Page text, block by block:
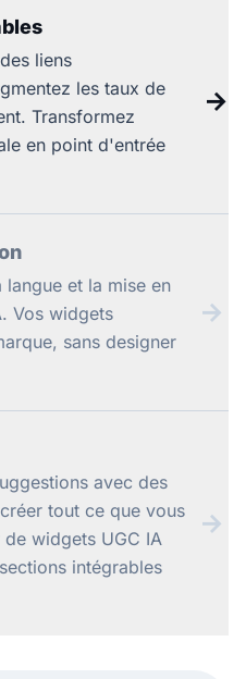
liens
les taux de
Transformez
en point d'entrée
→
et la mise en
Vos widgets
sans designer
→
avec des
tout ce que vous
widgets UGC IA
intégrables
→